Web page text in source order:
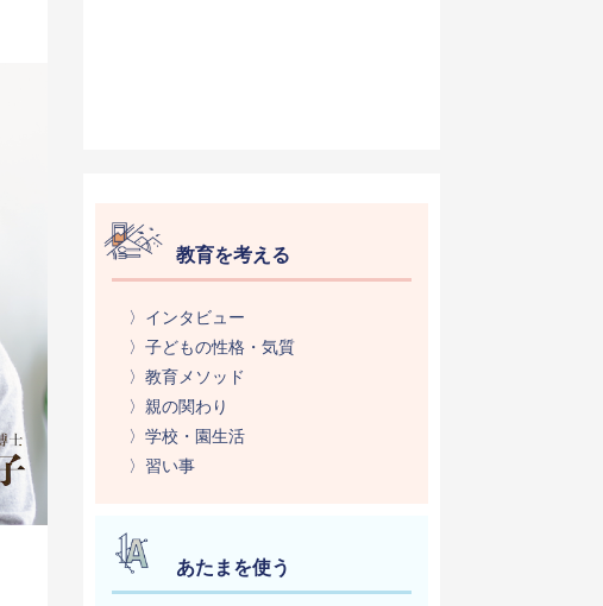
教育を考える
〉インタビュー
〉子どもの性格・気質
〉教育メソッド
〉親の関わり
〉学校・園生活
〉習い事
あたまを使う